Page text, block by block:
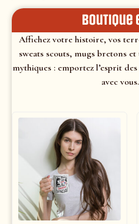
Boutique
Affichez votre histoire, vos
sweats scouts, mugs bretons
mythiques : emportez l’esprit
avec vous.